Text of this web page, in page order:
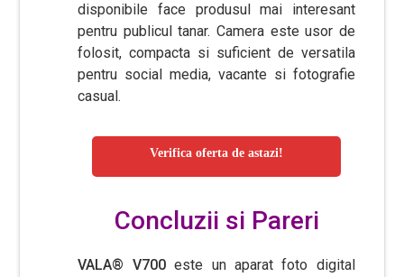
disponibile face produsul mai interesant
pentru publicul tanar. Camera este usor de
folosit, compacta si suficient de versatila
pentru social media, vacante si fotografie
casual.
Verifica oferta de astazi!
Concluzii si Pareri
VALA® V700este un aparat foto digital